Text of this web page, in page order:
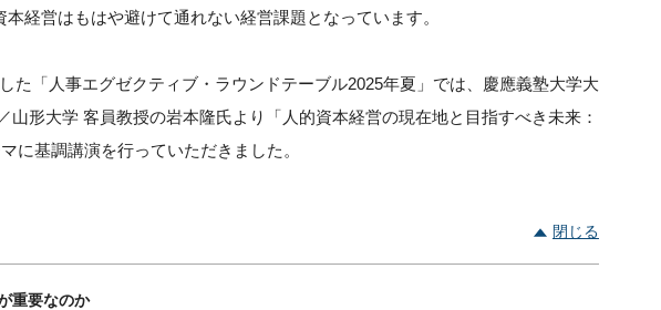
経営はもはや避けて通れない経営課題となっています。
た「人事エグゼクティブ・ラウンドテーブル2025年夏」では、慶應義塾大学大
山形大学 客員教授の岩本隆氏より「人的資本経営の現在地と目指すべき未来：
に基調講演を行っていただきました。
閉じる
重要なのか